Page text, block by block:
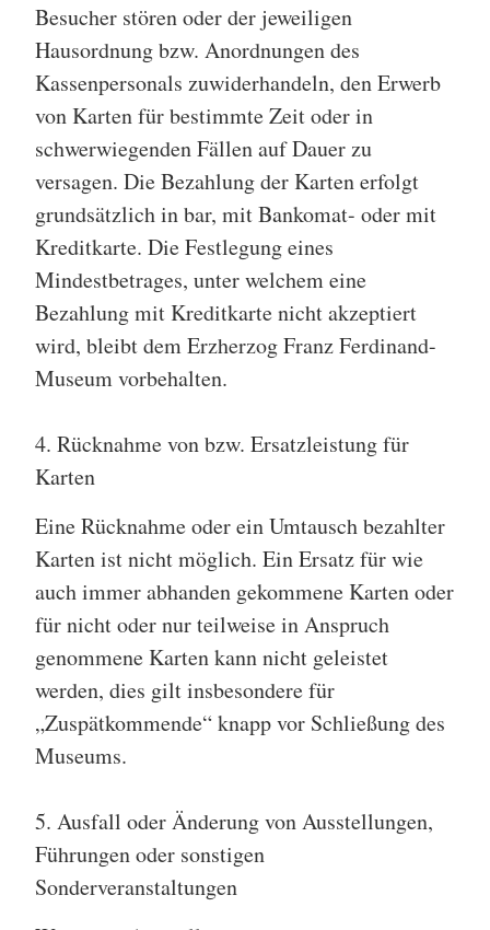
Besucher stören oder der jeweiligen
Hausordnung bzw. Anordnungen des
Kassenpersonals zuwiderhandeln, den Erwerb
von Karten für bestimmte Zeit oder in
schwerwiegenden Fällen auf Dauer zu
versagen. Die Bezahlung der Karten erfolgt
grundsätzlich in bar, mit Bankomat- oder mit
Kreditkarte. Die Festlegung eines
Mindestbetrages, unter welchem eine
Bezahlung mit Kreditkarte nicht akzeptiert
wird, bleibt dem Erzherzog Franz Ferdinand-
Museum vorbehalten.
4. Rücknahme von bzw. Ersatzleistung für
Karten
Eine Rücknahme oder ein Umtausch bezahlter
Karten ist nicht möglich. Ein Ersatz für wie
auch immer abhanden gekommene Karten oder
für nicht oder nur teilweise in Anspruch
genommene Karten kann nicht geleistet
werden, dies gilt insbesondere für
„Zuspätkommende“ knapp vor Schließung des
Museums.
5. Ausfall oder Änderung von Ausstellungen,
Führungen oder sonstigen
Sonderveranstaltungen